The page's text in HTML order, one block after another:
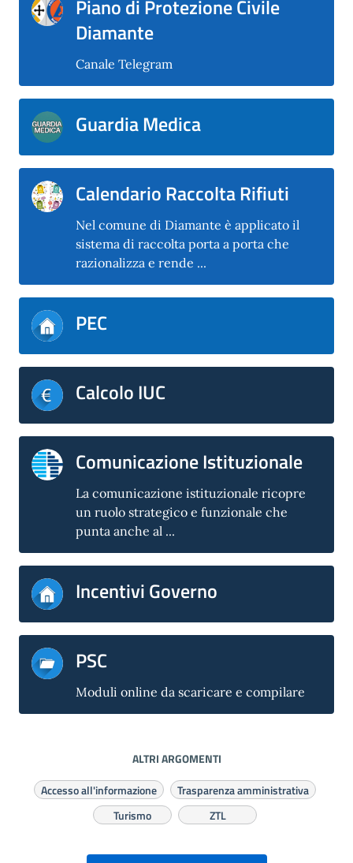
Piano di Protezione Civile
Diamante
Canale Telegram
Guardia Medica
Calendario Raccolta Rifiuti
Nel comune di Diamante è applicato il
sistema di raccolta porta a porta che
razionalizza e rende ...
PEC
Calcolo IUC
Comunicazione Istituzionale
La comunicazione istituzionale ricopre
un ruolo strategico e funzionale che
punta anche al ...
Incentivi Governo
PSC
Moduli online da scaricare e compilare
ALTRI ARGOMENTI
Accesso all'informazione
Trasparenza amministrativa
Turismo
ZTL